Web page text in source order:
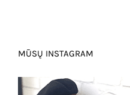
MŪSŲ INSTAGRAM